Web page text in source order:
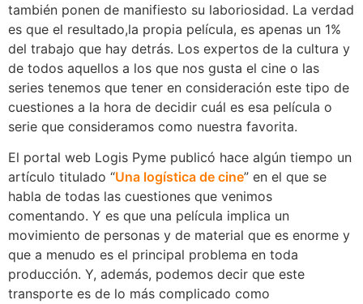
también ponen de manifiesto su laboriosidad. La verdad
es que el resultado,la propia película, es apenas un 1%
del trabajo que hay detrás. Los expertos de la cultura y
de todos aquellos a los que nos gusta el cine o las
series tenemos que tener en consideración este tipo de
cuestiones a la hora de decidir cuál es esa película o
serie que consideramos como nuestra favorita.
El portal web Logis Pyme publicó hace algún tiempo un
artículo titulado “Una logística de cine” en el que se
habla de todas las cuestiones que venimos
comentando. Y es que una película implica un
movimiento de personas y de material que es enorme y
que a menudo es el principal problema en toda
producción. Y, además, podemos decir que este
transporte es de lo más complicado como